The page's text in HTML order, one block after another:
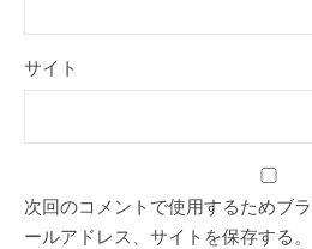
サイト
次回のコメントで使用するためブ
ールアドレス、サイトを保存する。